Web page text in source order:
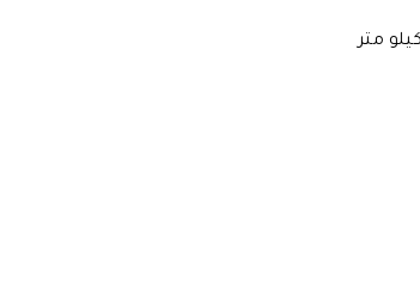
تتمتع السيارة بخزان للوقود سعة 54 لتر وتمتاز بمتوسط استهلاك للوقود يصل إلى 7.3 لتر لكل 100 كيلو متر